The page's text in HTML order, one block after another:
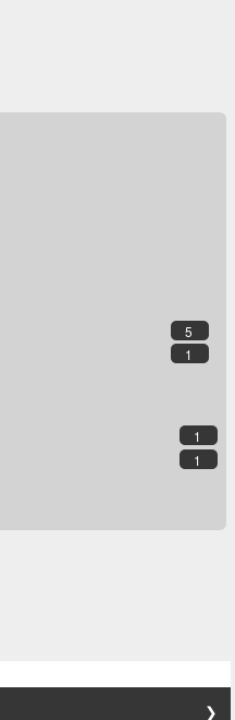
5
1
1
1
❯